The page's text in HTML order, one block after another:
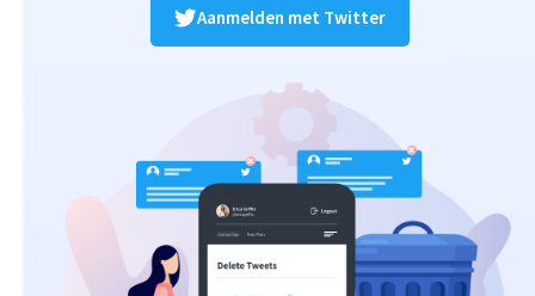
Aanmelden met Twitter